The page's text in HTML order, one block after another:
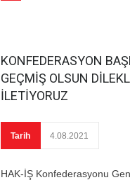
KONFEDERASYON
GEÇMİŞ OLSUN
İLETİYORUZ
Tarih 4.08.2021
HAK-İŞ Konfederasyonu